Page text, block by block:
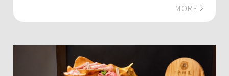
MORE